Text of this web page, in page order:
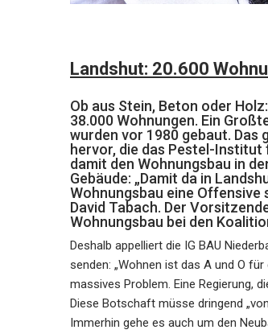
Landshut: 20.600
Ob aus Stein, Beton oder
38.000 Wohnungen. Ein
wurden vor 1980 gebaut.
hervor, die das Pestel-Institut
damit den Wohnungsbau in
Gebäude: „Damit da in
Wohnungsbau eine Offensive
David Tabach. Der
Wohnungsbau bei den
Deshalb appelliert die IG BAU
senden: „Wohnen ist das A und O
massives Problem. Eine Regierung,
Diese Botschaft müsse dringend
Immerhin gehe es auch um den